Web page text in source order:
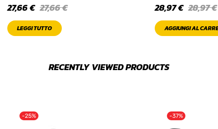
27,66€
27,66€
LEGGI TUTTO
28,97€
28,97€
AGGIUNGI AL
RECENTLY VIEWED PRODUCTS
-25% -37%